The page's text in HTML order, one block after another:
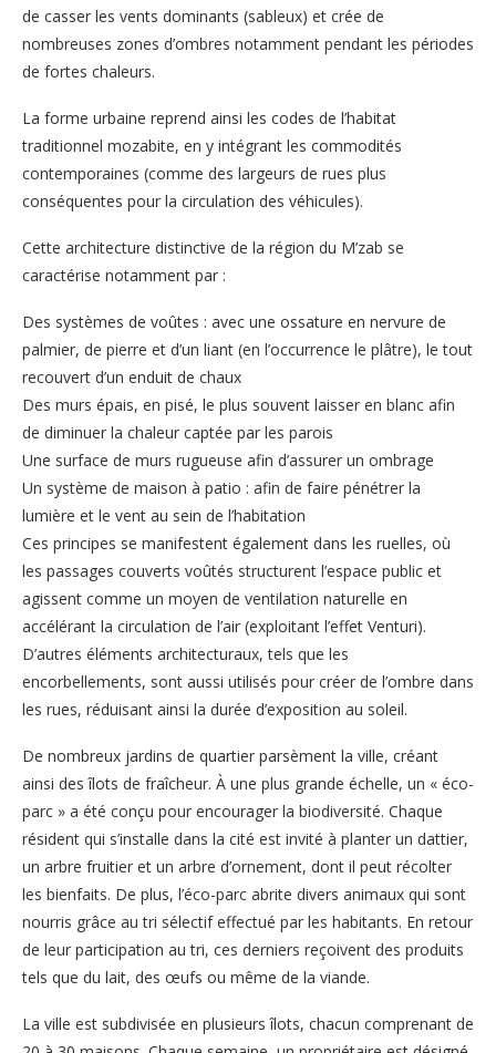
de casser les vents dominants (sableux) et crée de
nombreuses zones d’ombres notamment pendant les périodes
de fortes chaleurs.
La forme urbaine reprend ainsi les codes de l’habitat
traditionnel mozabite, en y intégrant les commodités
contemporaines (comme des largeurs de rues plus
conséquentes pour la circulation des véhicules).
Cette architecture distinctive de la région du M’zab se
caractérise notamment par :
Des systèmes de voûtes : avec une ossature en nervure de
palmier, de pierre et d’un liant (en l’occurrence le plâtre), le tout
recouvert d’un enduit de chaux
Des murs épais, en pisé, le plus souvent laisser en blanc afin
de diminuer la chaleur captée par les parois
Une surface de murs rugueuse afin d’assurer un ombrage
Un système de maison à patio : afin de faire pénétrer la
lumière et le vent au sein de l’habitation
Ces principes se manifestent également dans les ruelles, où
les passages couverts voûtés structurent l’espace public et
agissent comme un moyen de ventilation naturelle en
accélérant la circulation de l’air (exploitant l’effet Venturi).
D’autres éléments architecturaux, tels que les
encorbellements, sont aussi utilisés pour créer de l’ombre dans
les rues, réduisant ainsi la durée d’exposition au soleil.
De nombreux jardins de quartier parsèment la ville, créant
ainsi des îlots de fraîcheur. À une plus grande échelle, un « éco-
parc » a été conçu pour encourager la biodiversité. Chaque
résident qui s’installe dans la cité est invité à planter un dattier,
un arbre fruitier et un arbre d’ornement, dont il peut récolter
les bienfaits. De plus, l’éco-parc abrite divers animaux qui sont
nourris grâce au tri sélectif effectué par les habitants. En retour
de leur participation au tri, ces derniers reçoivent des produits
tels que du lait, des œufs ou même de la viande.
La ville est subdivisée en plusieurs îlots, chacun comprenant de